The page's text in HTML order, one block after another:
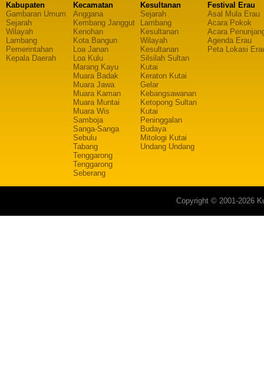
Kabupaten
Gambaran Umum
Sejarah
Wilayah
Lambang
Pemerintahan
Kepala Daerah
Kecamatan
Anggana
Kembang Janggut
Kenohan
Kota Bangun
Loa Janan
Loa Kulu
Marang Kayu
Muara Badak
Muara Jawa
Muara Kaman
Muara Muntai
Muara Wis
Samboja
Sanga-Sanga
Sebulu
Tabang
Tenggarong
Tenggarong
Seberang
Kesultanan
Sejarah
Lambang
Kesultanan
Wilayah
Kesultanan
Silsilah Sultan
Kutai
Keraton Kutai
Gelar
Kebangsawanan
Ketopong Sultan
Kutai
Peninggalan
Budaya
Mitologi Kutai
Undang Undang
Festival Erau
Asal Mula Erau
Acara Pokok
Acara
Agenda Erau
Peta Lokasi
Copyright © 2001-2026